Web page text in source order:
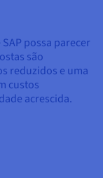
possa parecer
são
reduzidos e uma
custos
acrescida.